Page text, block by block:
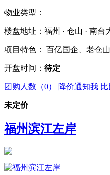
物业类型：
楼盘地址：福州 · 仓山 · 南台
项目特色： 百亿国企、老仓
开盘时间： 待定
团购人数（0） 降价通知我
未定价
福州滨江左岸